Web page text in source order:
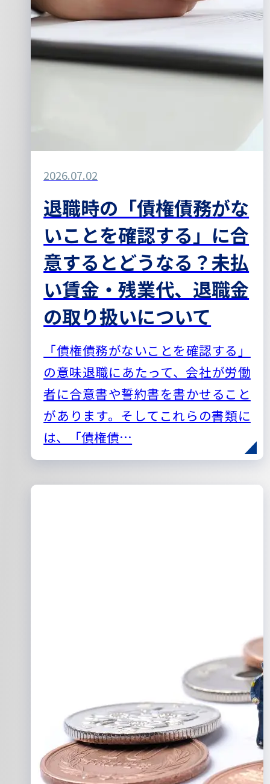
2026.07.02
退職時の「債権債務がな
いことを確認する」に合
意するとどうなる？未払
い賃金・残業代、退職金
の取り扱いについて
「債権債務がないことを確認する」
の意味退職にあたって、会社が労働
者に合意書や誓約書を書かせること
があります。そしてこれらの書類に
は、「債権債…